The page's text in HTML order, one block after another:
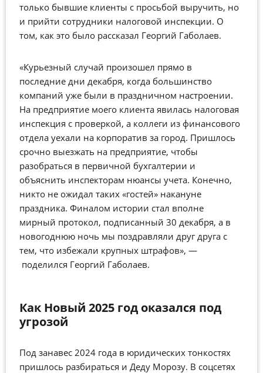
только бывшие клиенты с просьбой выручить, но
и прийти сотрудники налоговой инспекции. О
том, как это было рассказал Георгий Габолаев.
«Курьезный случай произошел прямо в
последние дни декабря, когда большинство
компаний уже были в праздничном настроении.
На предприятие моего клиента явилась налоговая
инспекция с проверкой, а коллеги из финансового
отдела уехали на корпоратив за город. Пришлось
срочно выезжать на предприятие, чтобы
разобраться в первичной бухгалтерии и
объяснить инспекторам нюансы учета. Конечно,
никто не ожидал таких «гостей» накануне
праздника. Финалом истории стал вполне
мирный протокол, подписанный 30 декабря, а в
новогоднюю ночь мы поздравляли друг друга с
тем, что избежали крупных штрафов», —
поделился Георгий Габолаев.
Как Новый 2025 год оказался под
угрозой
Под занавес 2024 года в юридических тонкостях
пришлось разбираться и Деду Морозу. В соцсетях